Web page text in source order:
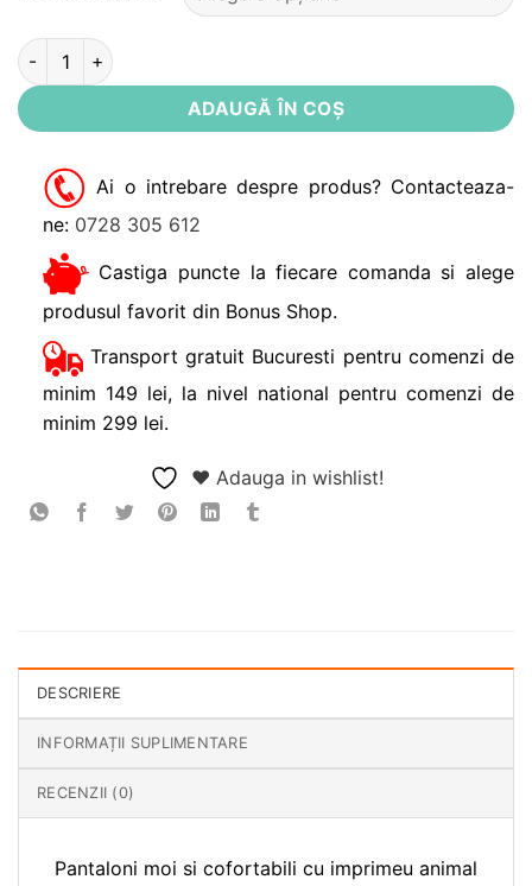
Cantitate Pantaloni bumbac organic Sevenoaks Noppies
ADAUGĂ ÎN COȘ
Ai o intrebare despre produs? Contacteaza-
ne: 0728 305 612
Castiga puncte la fiecare comanda si alege
produsul favorit din Bonus Shop.
Transport gratuit Bucuresti pentru comenzi de
minim 149 lei, la nivel national pentru comenzi de
minim 299 lei.
❤ Adauga in wishlist!
DESCRIERE
INFORMAȚII SUPLIMENTARE
RECENZII (0)
Pantaloni moi si cofortabili cu imprimeu animal